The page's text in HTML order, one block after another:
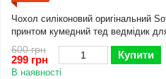
Чохол силіконовий оригінальний
принтом кумедний тед ведмідик
Lite 5G NE коричневий (Повний
600 грн
299 грн Купити
В наявності